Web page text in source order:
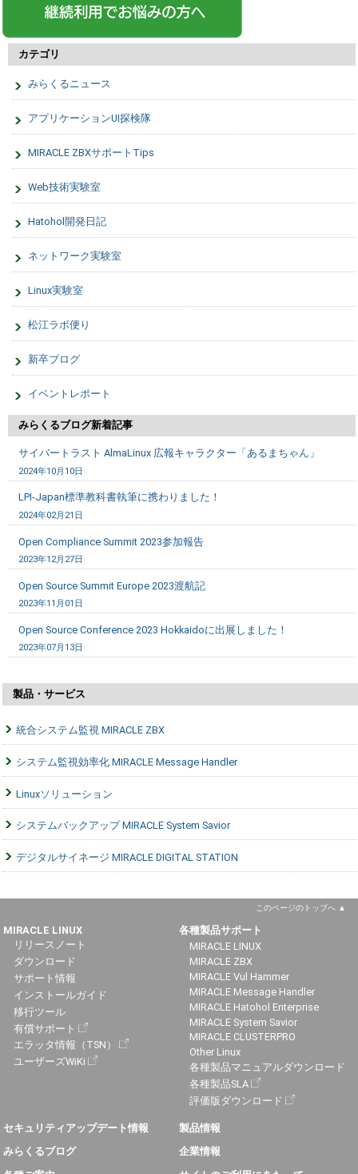
カテゴリ
みらくるニュース
アプリケーションUI探検隊
MIRACLE ZBXサポートTips
Web技術実験室
Hatohol開発日記
ネットワーク実験室
Linux実験室
松江ラボ便り
新卒ブログ
イベントレポート
みらくるブログ新着記事
サイバートラスト AlmaLinux 広報キャラクター「あるまちゃん」
2024年10月10日
LPI-Japan標準教科書執筆に携わりました！
2024年02月21日
Open Compliance Summit 2023参加報告
2023年12月27日
Open Source Summit Europe 2023渡航記
2023年11月01日
Open Source Conference 2023 Hokkaidoに出展しました！
2023年07月13日
製品・サービス
統合システム監視 MIRACLE ZBX
システム監視効率化 MIRACLE Message Handler
Linuxソリューション
システムバックアップ MIRACLE System Savior
デジタルサイネージ MIRACLE DIGITAL STATION
このページのトップへ
MIRACLE LINUX
リリースノート
ダウンロード
サポート情報
インストールガイド
移行ツール
有償サポート
エラッタ情報（TSN）
ユーザーズWiKi
各種製品サポート
MIRACLE LINUX
MIRACLE ZBX
MIRACLE Vul Hammer
MIRACLE Message Handler
MIRACLE Hatohol Enterprise
MIRACLE System Savior
MIRACLE CLUSTERPRO
Other Linux
各種製品マニュアルダウンロード
各種製品SLA
評価版ダウンロード
セキュリティアップデート情報
みらくるブログ
製品情報
企業情報